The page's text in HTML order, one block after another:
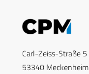
Carl-Zeiss-Straße 5
53340 Meckenheim